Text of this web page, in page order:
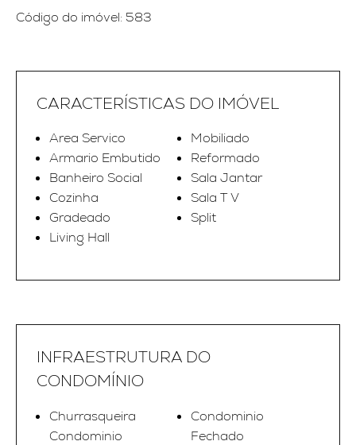
Código do imóvel: 583
CARACTERÍSTICAS DO IMÓVEL
Area Servico
Armario Embutido
Banheiro Social
Cozinha
Gradeado
Living Hall
Mobiliado
Reformado
Sala Jantar
Sala T V
Split
INFRAESTRUTURA DO
CONDOMÍNIO
Churrasqueira
Condominio
Condominio
Fechado